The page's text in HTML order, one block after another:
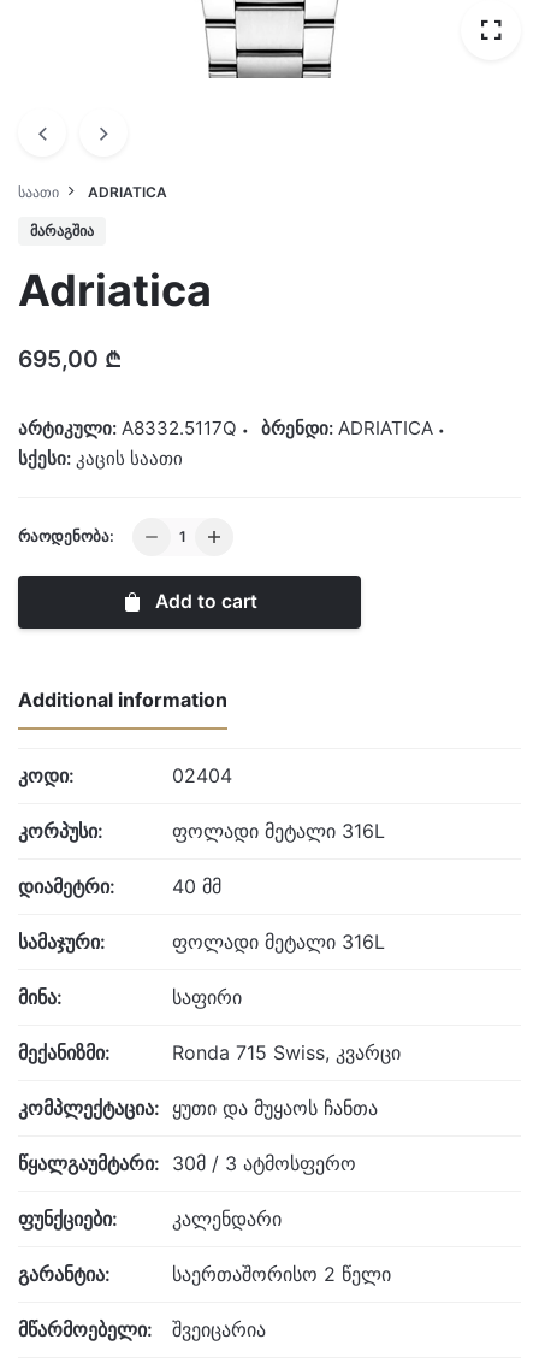
ᲡᲐᲐᲗᲘ ADRIATICA
ᲛᲐᲠᲐᲒᲨᲘᲐ
Adriatica
695,00 ₾
არტიკული: A8332.5117Q ბრენდი: ADRIATICA
სქესი: კაცის საათი
ᲠᲐᲝᲓᲔᲜᲝᲑᲐ:
Adriatica
Add to cart
Additional information
კოდი: 02404
კორპუსი: ფოლადი მეტალი 316L
დიამეტრი: 40 მმ
სამაჯური: ფოლადი მეტალი 316L
მინა: საფირი
მექანიზმი: Ronda 715 Swiss, კვარცი
კომპლექტაცია: ყუთი და მუყაოს ჩანთა
წყალგაუმტარი: 30მ / 3 ატმოსფერო
ფუნქციები: კალენდარი
გარანტია: საერთაშორისო 2 წელი
მწარმოებელი: შვეიცარია